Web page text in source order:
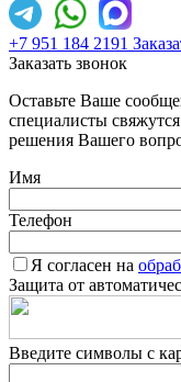
+7 951 184 2191
Заказать звонок
Оставьте Ваше
специалисты
решения Вашего
Имя
Телефон
Я согласен на
Защита от
Введите символы с